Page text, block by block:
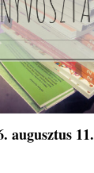
augusztus 11.